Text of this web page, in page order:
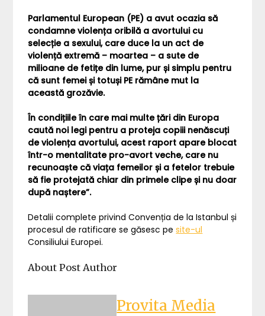
Parlamentul European (PE) a avut ocazia să
condamne violența oribilă a avortului cu
selecție a sexului, care duce la un act de
violență extremă – moartea – a sute de
milioane de fetițe din lume, pur și simplu pentru
că sunt femei și totuși PE rămâne mut la
această grozăvie.
În condițiile în care mai multe țări din Europa
caută noi legi pentru a proteja copiii nenăscuți
de violența avortului, acest raport apare blocat
într-o mentalitate pro-avort veche, care nu
recunoaște că viața femeilor și a fetelor trebuie
să fie protejată chiar din primele clipe și nu doar
după naștere”.
Detalii complete privind Convenția de la Istanbul și
procesul de ratificare se găsesc pesite-ul
Consiliului Europei.
About Post Author
Provita Media